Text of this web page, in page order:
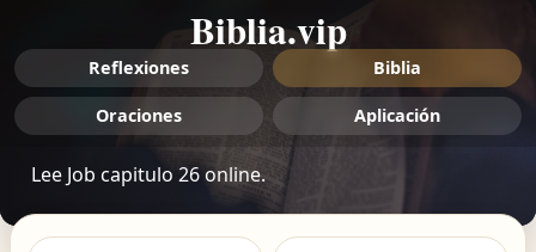
Biblia.vip
Reflexiones Biblia
Oraciones Aplicación
Lee Job capitulo 26 online.